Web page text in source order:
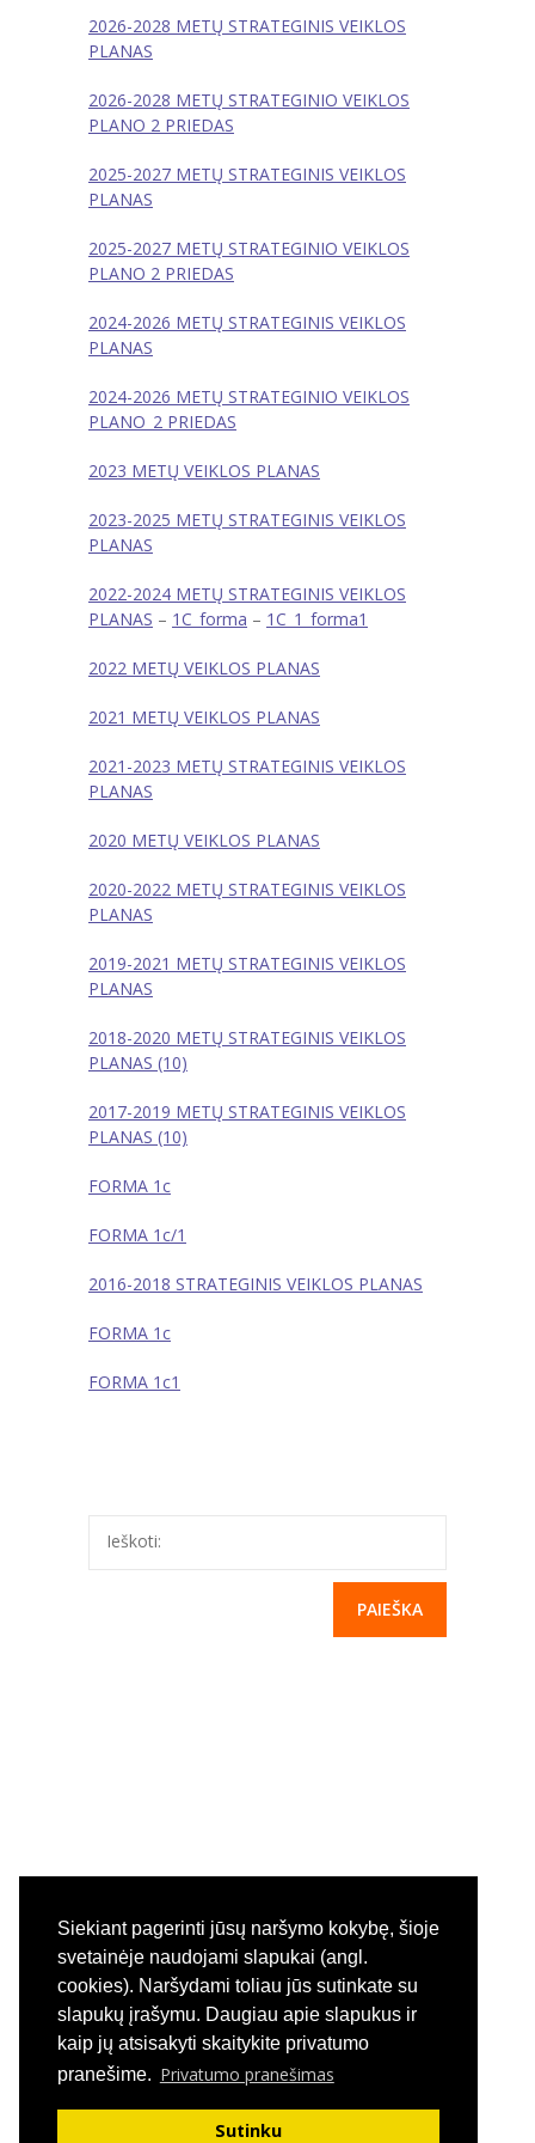
Siekiant pagerinti jūsų naršymo kokybę, šioje
svetainėje naudojami slapukai (angl.
cookies). Naršydami toliau jūs sutinkate su
slapukų įrašymu. Daugiau apie slapukus ir
kaip jų atsisakyti skaitykite privatumo
pranešime. Privatumo pranešimas
Sutinku
-- Teisinė informacija
---- Teisės aktai
-- Veiklos sritys
---- Ugdymas
---- Švietimo pagalba
---- Tarptautiniai projektai
---- PAGALBA VAIKAMS LINIJA
---- Vaikų maitinimo organizavimas
---- Sveikatos stiprinimo programa
---- Vaikų poilsio laikas
---- Kokybės vadybos sistemos diegimas
-- Korupcijos prevencija
---- Korupcijos prevencijos politika
kūrimą asmenys
---- Korupcinio pobūdžio teisės pažeidimai
---- Antikorupcinis švietimas
-- Pranešėjų apsauga
---- Pranešėjų apsauga
-- Administracinė informacija
---- Nuostatai
---- Planavimo dokumentai
---- Veiklos ataskaitos
---- Biudžeto vykdymo ataskaitų rinkiniai
-- Grupės
---- Informacija apie grupes
---- Elektroninis dienynas
2026-2028 METŲ STRATEGINIS VEIKLOS
PLANAS
2026-2028 METŲ STRATEGINIO VEIKLOS
PLANO 2 PRIEDAS
2025-2027 METŲ STRATEGINIS VEIKLOS
PLANAS
2025-2027 METŲ STRATEGINIO VEIKLOS
PLANO 2 PRIEDAS
2024-2026 METŲ STRATEGINIS VEIKLOS
PLANAS
2024-2026 METŲ STRATEGINIO VEIKLOS
PLANO_2 PRIEDAS
2023 METŲ VEIKLOS PLANAS
2023-2025 METŲ STRATEGINIS VEIKLOS
PLANAS
2022-2024 METŲ STRATEGINIS VEIKLOS
PLANAS – 1C_forma – 1C_1_forma1
2022 METŲ VEIKLOS PLANAS
2021 METŲ VEIKLOS PLANAS
2021-2023 METŲ STRATEGINIS VEIKLOS
PLANAS
2020 METŲ VEIKLOS PLANAS
2020-2022 METŲ STRATEGINIS VEIKLOS
PLANAS
2019-2021 METŲ STRATEGINIS VEIKLOS
PLANAS
2018-2020 METŲ STRATEGINIS VEIKLOS
PLANAS (10)
2017-2019 METŲ STRATEGINIS VEIKLOS
PLANAS (10)
FORMA 1c
FORMA 1c/1
2016-2018 STRATEGINIS VEIKLOS PLANAS
FORMA 1c
FORMA 1c1
Ieškoti:
Menu